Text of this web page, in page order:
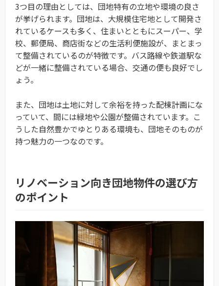
3つ目の理由としては、団地特有の立地や環境の良さ
が挙げられます。団地は、大規模住宅地として開発さ
れているケースも多く、住まいとともにスーパー、学
校、郵便局、商店街などの生活利便施設が、まとまっ
て整備されているのが特徴です。バス路線や鉄道駅な
どが一緒に整備されている場合、交通の便も良好でし
ょう。
また、団地は土地に対して余裕を持った配棟計画にな
っていて、間には緑地や公園が整備されています。こ
うした自然豊かでゆとりある環境も、団地そのものが
持つ魅力の一つなのです。
リノベーション向き団地物件の選び方
のポイント